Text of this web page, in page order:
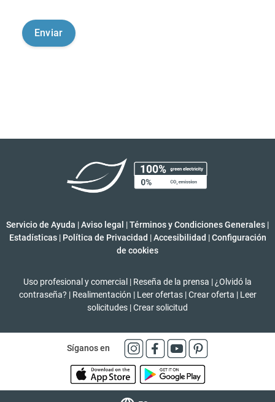
Servicio de Ayuda |Aviso legal |Términos y Condiciones Generales |
Estadísticas | Política de Privacidad | Accesibilidad | Configuración
de cookies
Uso profesional y comercial | Reseña de la prensa | ¿Olvidó la
contraseña? | Realimentación | Leer ofertas | Crear oferta | Leer
solicitudes |Crear solicitud
Síganos en